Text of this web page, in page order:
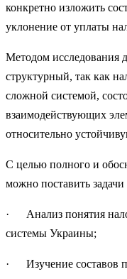
конкретно изложить
уклонение от уплаты
Методом исследования
структурный, так как
сложной системой,
взаимодействующих
относительно
С целью полного и
можно поставить
· Анализ понятия
системы Украины;
· Изучение составов